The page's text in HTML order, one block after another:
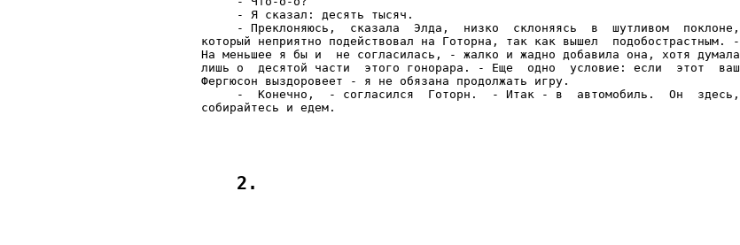
     - Я сказал: десять тысяч.
     - Преклоняюсь,  сказала  Элда,  низко  склоняясь  в  шутливом  поклоне,
который неприятно подействовал на Готорна, так как вышел  подобострастным. -
На меньшее я бы и  не согласилась, - жалко и жадно добавила она, хотя думала
лишь о  десятой части  этого гонорара. - Еще  одно  условие: если  этот  ваш
Фергюсон выздоровеет - я не обязана продолжать игру.
     -  Конечно,  - согласился  Готорн.  - Итак - в  автомобиль.  Он  здесь,